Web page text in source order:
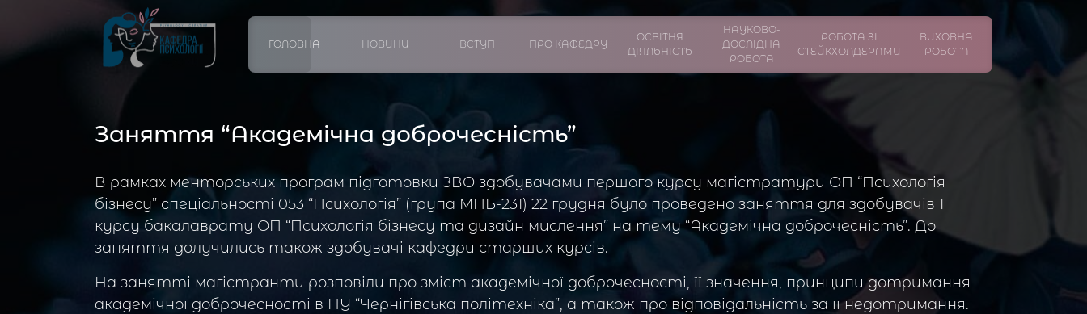
ГОЛОВНА НОВИНИ ВСТУП ПРО КАФЕДРУ
ОСВІТНЯ
ДІЯЛЬНІСТЬ
НАУКОВО-
ДОСЛІДНА
РОБОТА
РОБОТА ЗІ
СТЕЙКХОЛДЕРАМИ
ВИХОВНА
РОБОТА
Заняття “Академічна доброчесність”
В рамках менторських програм підготовки ЗВО здобувачами першого курсу магістратури ОП “Психологія
бізнесу” спеціальності 053 “Психологія” (група МПБ-231) 22 грудня було проведено заняття для здобувачів 1
курсу бакалаврату ОП “Психологія бізнесу та дизайн мислення” на тему “Академічна доброчесність”. До
заняття долучились також здобувачі кафедри старших курсів.
На занятті магістранти розповіли про зміст академічної доброчесності, її значення, принципи дотримання
академічної доброчесності в НУ “Чернігівська політехніка”, а також про відповідальність за її недотримання.